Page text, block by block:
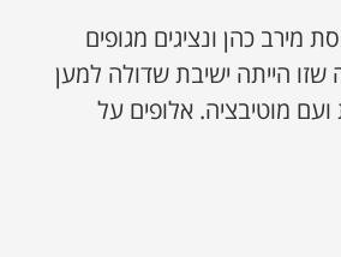
מירב כהן ונציגים מגופים
שזו הייתה ישיבת שדולה למען
מוטיבציה. אלופים על